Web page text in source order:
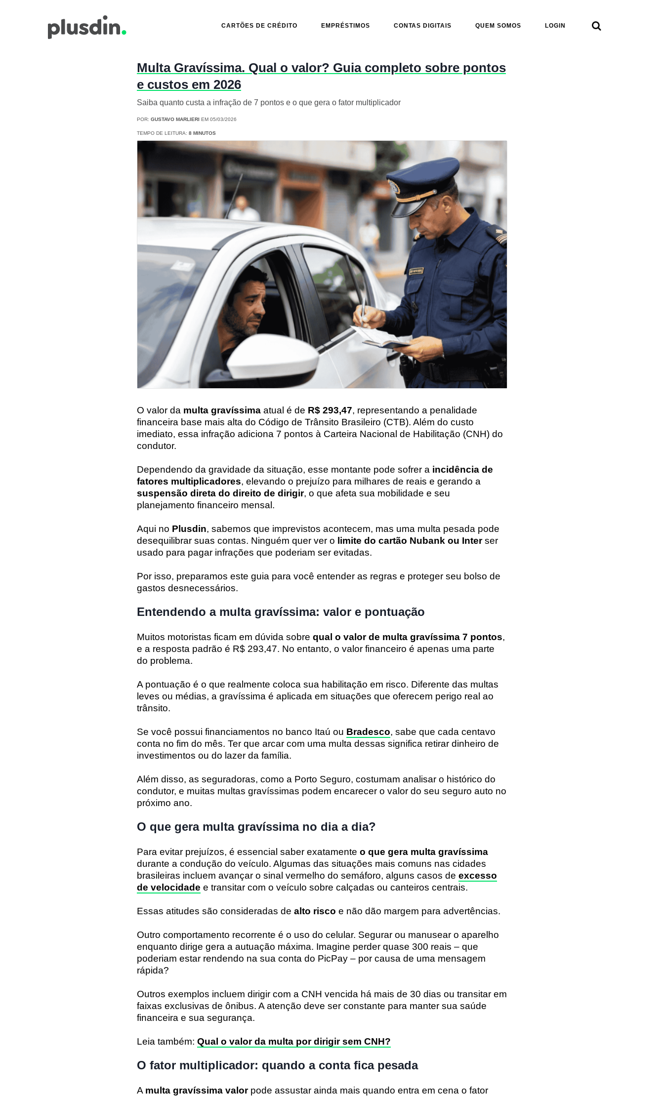
CARTÕES DE CRÉDITO EMPRÉSTIMOS CONTAS DIGITAIS QUEM SOMOS LOGIN 
Multa Gravíssima. Qual o valor? Guia completo sobre pontos
e custos em 2026
Saiba quanto custa a infração de 7 pontos e o que gera o fator multiplicador
POR: GUSTAVO MARLIERI EM 05/03/2026
TEMPO DE LEITURA: 8 MINUTOS
O valor da multa gravíssima atual é de R$ 293,47, representando a penalidade
financeira base mais alta do Código de Trânsito Brasileiro (CTB). Além do custo
imediato, essa infração adiciona 7 pontos à Carteira Nacional de Habilitação (CNH) do
condutor.
Dependendo da gravidade da situação, esse montante pode sofrer a incidência de
fatores multiplicadores, elevando o prejuízo para milhares de reais e gerando a
suspensão direta do direito de dirigir, o que afeta sua mobilidade e seu
planejamento financeiro mensal.
Aqui no Plusdin, sabemos que imprevistos acontecem, mas uma multa pesada pode
desequilibrar suas contas. Ninguém quer ver o limite do cartão Nubank ou Interser
usado para pagar infrações que poderiam ser evitadas.
Por isso, preparamos este guia para você entender as regras e proteger seu bolso de
gastos desnecessários.
Entendendo a multa gravíssima: valor e pontuação
Muitos motoristas ficam em dúvida sobre qual o valor de multa gravíssima 7 pontos,
e a resposta padrão é R$ 293,47. No entanto, o valor financeiro é apenas uma parte
do problema.
A pontuação é o que realmente coloca sua habilitação em risco. Diferente das multas
leves ou médias, a gravíssima é aplicada em situações que oferecem perigo real ao
trânsito.
Se você possui financiamentos no banco Itaú ou Bradesco, sabe que cada centavo
conta no fim do mês. Ter que arcar com uma multa dessas significa retirar dinheiro de
investimentos ou do lazer da família.
Além disso, as seguradoras, como a Porto Seguro, costumam analisar o histórico do
condutor, e muitas multas gravíssimas podem encarecer o valor do seu seguro auto no
próximo ano.
O que gera multa gravíssima no dia a dia?
Para evitar prejuízos, é essencial saber exatamente o que gera multa gravíssima
durante a condução do veículo. Algumas das situações mais comuns nas cidades
brasileiras incluem avançar o sinal vermelho do semáforo, alguns casos de excesso
de velocidade e transitar com o veículo sobre calçadas ou canteiros centrais.
Essas atitudes são consideradas de alto risco e não dão margem para advertências.
Outro comportamento recorrente é o uso do celular. Segurar ou manusear o aparelho
enquanto dirige gera a autuação máxima. Imagine perder quase 300 reais – que
poderiam estar rendendo na sua conta do PicPay – por causa de uma mensagem
rápida?
Outros exemplos incluem dirigir com a CNH vencida há mais de 30 dias ou transitar em
faixas exclusivas de ônibus. A atenção deve ser constante para manter sua saúde
financeira e sua segurança.
Leia também: Qual o valor da multa por dirigir sem CNH?
O fator multiplicador: quando a conta fica pesada
A multa gravíssima valorpode assustar ainda mais quando entra em cena o fator